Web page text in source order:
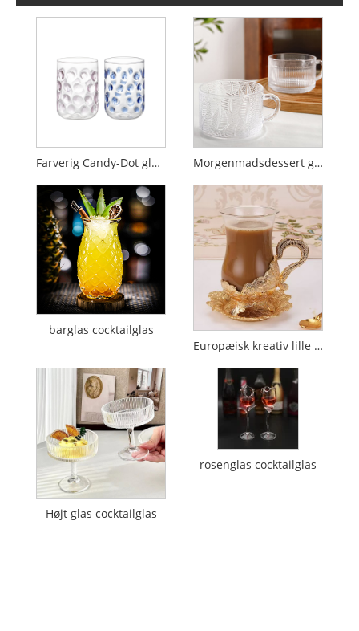
Farverig Candy-Dot glas morgenmadskop Morgenmadsdessert glasskop med høj værdi
barglas cocktailglas
Europæisk kreativ lille luksus high-end udsøgt underkop
Højt glas cocktailglas
rosenglas cocktailglas